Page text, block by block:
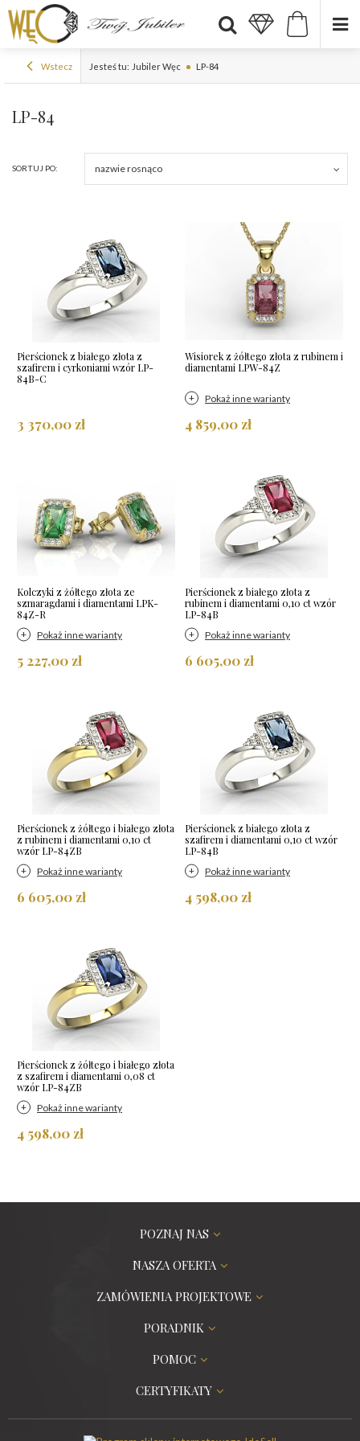
Wstecz Jesteś tu: Jubiler Węc LP-84
LP-84
SORTUJ PO: nazwie rosnąco
Pierścionek z białego złota z
szafirem i cyrkoniami wzór LP-
84B-C
3 370,00 zł
Wisiorek z żółtego złota z rubinem i
diamentami LPW-84Z
Pokaż inne warianty
4 859,00 zł
Kolczyki z żółtego złota ze
szmaragdami i diamentami LPK-
84Z-R
Pokaż inne warianty
5 227,00 zł
Pierścionek z białego złota z
rubinem i diamentami 0,10 ct wzór
LP-84B
Pokaż inne warianty
6 605,00 zł
Pierścionek z żółtego i białego złota
z rubinem i diamentami 0,10 ct
wzór LP-84ZB
Pokaż inne warianty
6 605,00 zł
Pierścionek z białego złota z
szafirem i diamentami 0,10 ct wzór
LP-84B
Pokaż inne warianty
4 598,00 zł
Pierścionek z żółtego i białego złota
z szafirem i diamentami 0,08 ct
wzór LP-84ZB
Pokaż inne warianty
4 598,00 zł
POZNAJ NAS
NASZA OFERTA
ZAMÓWIENIA PROJEKTOWE
PORADNIK
POMOC
CERTYFIKATY